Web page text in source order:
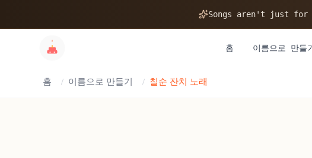
Songs aren't just for
홈 이름으로 만들
홈 / 이름으로 만들기 / 칠순 잔치 노래